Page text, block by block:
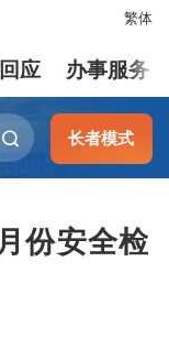
繁体
应 办事服务
长者模式
份安全检